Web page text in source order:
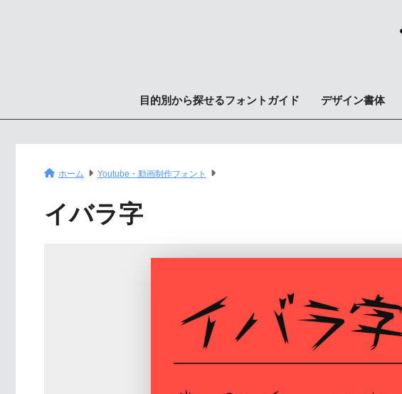
目的別から探せるフォントガイド デザイン書体
ホーム Youtube・動画制作フォント
イバラ字